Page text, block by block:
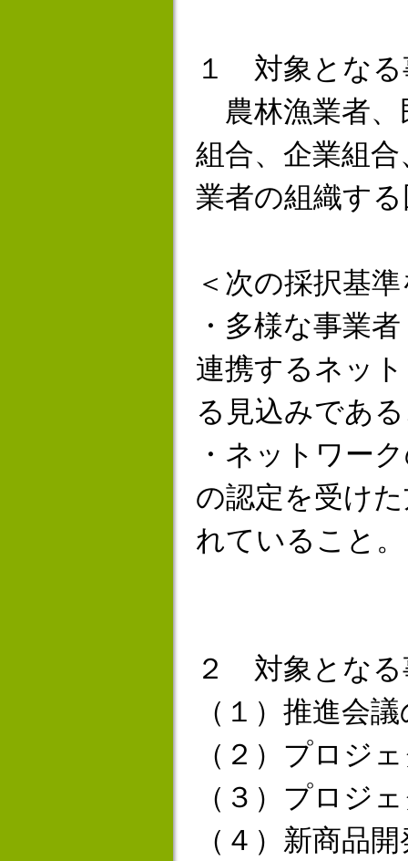
１ 対象となる
農林漁業者、
組合、企業組
業者の組織す
＜次の採択基
・多様な事業
連携するネッ
る見込みであ
・ネットワー
の認定を受け
れていること。
２ 対象となる
（１）推進会
（２）プロジ
（３）プロジ
（４）新商品